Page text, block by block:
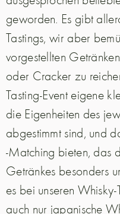
geworden. Es gibt
Tastings, wir aber
vorgestellten
oder Cracker zu
Tasting-Event eigene
die Eigenheiten des
abgestimmt sind, und
-Matching bieten, das
Getränkes besonders
es bei unseren
auch nur japanische